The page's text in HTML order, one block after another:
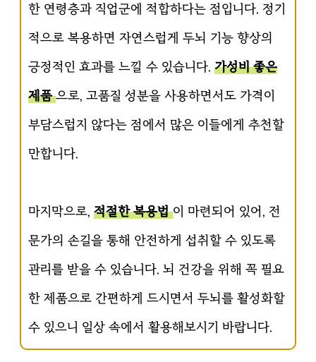
한 연령층과 직업군에 적합하다는 점입니다. 정기
적으로 복용하면 자연스럽게 두뇌 기능 향상의
긍정적인 효과를 느낄 수 있습니다. 가성비 좋은
제품으로, 고품질 성분을 사용하면서도 가격이
부담스럽지 않다는 점에서 많은 이들에게 추천할
만합니다.
마지막으로, 적절한 복용법이 마련되어 있어, 전
문가의 손길을 통해 안전하게 섭취할 수 있도록
관리를 받을 수 있습니다. 뇌 건강을 위해 꼭 필요
한 제품으로 간편하게 드시면서 두뇌를 활성화할
수 있으니 일상 속에서 활용해보시기 바랍니다.